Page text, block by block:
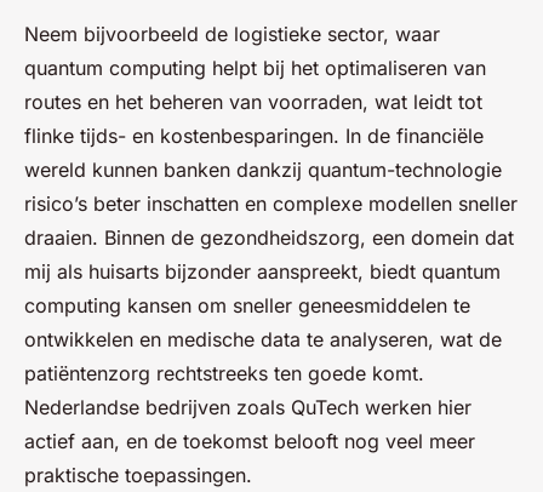
Neem bijvoorbeeld de logistieke sector, waar
quantum computing helpt bij het optimaliseren van
routes en het beheren van voorraden, wat leidt tot
flinke tijds- en kostenbesparingen. In de financiële
wereld kunnen banken dankzij quantum-technologie
risico’s beter inschatten en complexe modellen sneller
draaien. Binnen de gezondheidszorg, een domein dat
mij als huisarts bijzonder aanspreekt, biedt quantum
computing kansen om sneller geneesmiddelen te
ontwikkelen en medische data te analyseren, wat de
patiëntenzorg rechtstreeks ten goede komt.
Nederlandse bedrijven zoals QuTech werken hier
actief aan, en de toekomst belooft nog veel meer
praktische toepassingen.